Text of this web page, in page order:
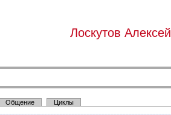
Лоскутов Алексей
Общение Циклы